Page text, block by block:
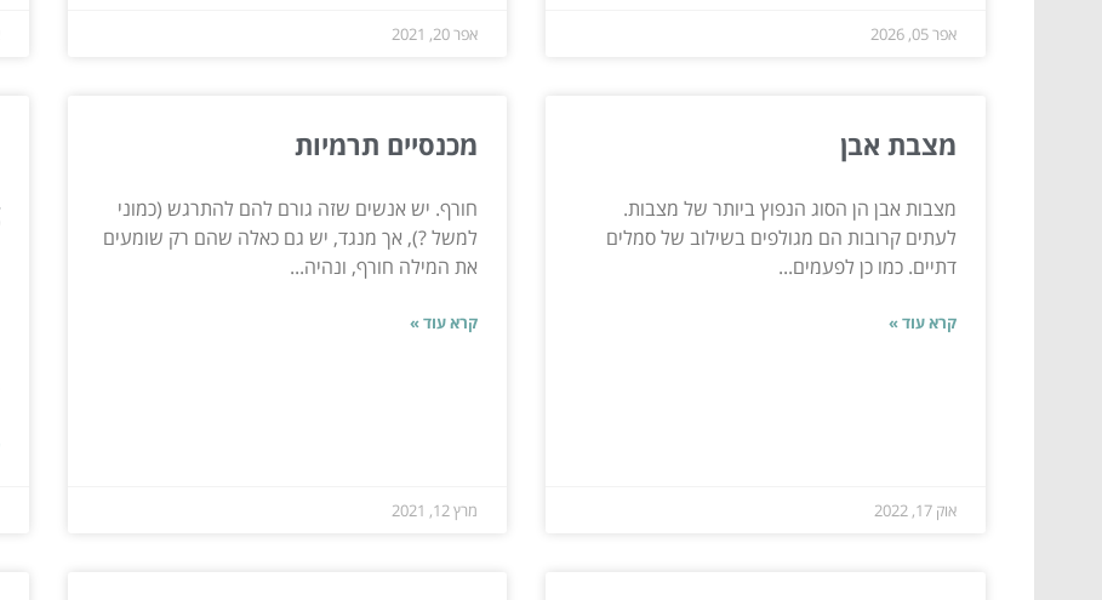
אפר 05, 2026 אפר 20, 2021
מצבת אבן
מצבות אבן הן הסוג הנפוץ ביותר של מצבות.
לעתים קרובות הם מגולפים בשילוב של סמלים
דתיים. כמו כן לפעמים...
קרא עוד »
אוק 17, 2022
מכנסיים תרמיות
חורף. יש אנשים שזה גורם להם להתרגש (כמוני
למשל ?), אך מנגד, יש גם כאלה שהם רק שומעים
את המילה חורף, ונהיה...
קרא עוד »
מרץ 12, 2021